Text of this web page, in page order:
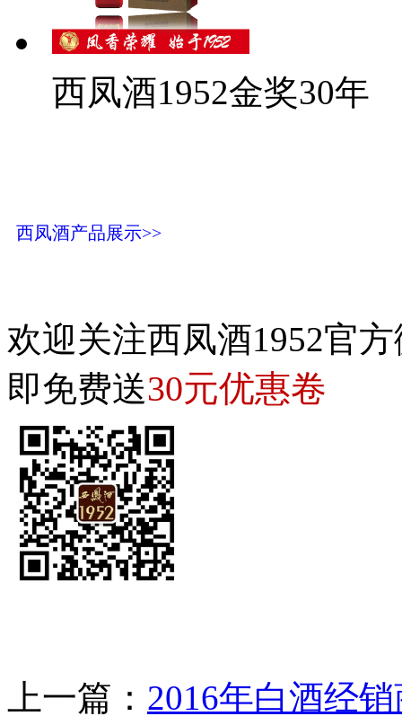
西凤酒1952金奖30年
西凤酒产品展示>>
欢迎关注西凤酒1952官
即免费送30元优惠卷
上一篇： 2016年白酒经